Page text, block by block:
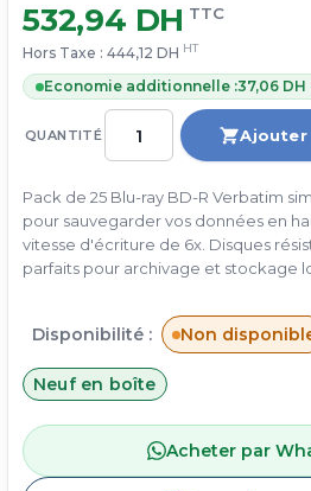
QUANTITÉ Ajouter
532,94 DH TTC
Hors Taxe : 444,12 DH HT
Economie additionnelle :37,06 DH
Pack de 25 Blu-ray BD-R Verbatim
pour sauvegarder vos données en
vitesse d'écriture de 6x. Disques
parfaits pour archivage et stockage
Disponibilité : Non
Neuf en boîte
Acheter par